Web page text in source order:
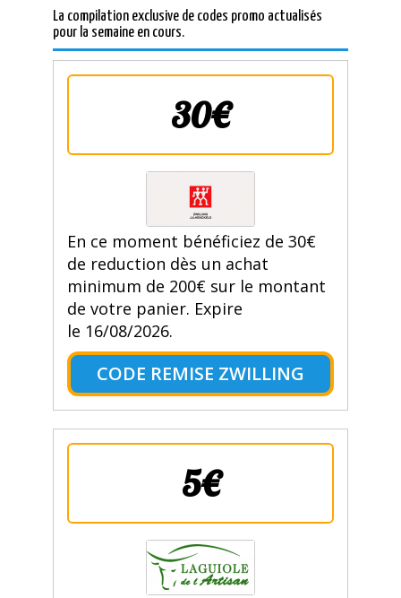
La compilation exclusive de codes promo actualisés
pour la semaine en cours.
30€
En ce moment bénéficiez de 30€
de reduction dès un achat
minimum de 200€ sur le montant
de votre panier. Expire
le 16/08/2026.
CODE REMISE ZWILLING
5€